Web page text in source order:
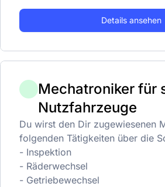
Details ansehen
Mechatroniker für
Nutzfahrzeuge
Du wirst den Dir zugewiesenen
folgenden Tätigkeiten über die
- Inspektion
- Räderwechsel
- Getriebewechsel